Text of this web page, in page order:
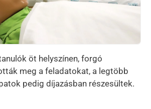
öt helyszínen, forgó
meg a feladatokat, a legtöbb
pedig díjazásban részesültek.